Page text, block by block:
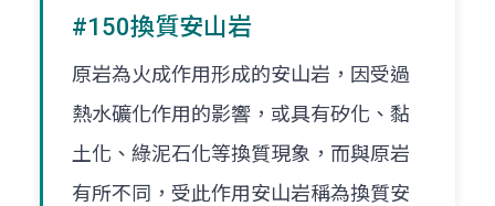
#150換質安山岩
原岩為火成作用形成的安山岩，因受過
熱水礦化作用的影響，或具有矽化、黏
土化、綠泥石化等換質現象，而與原岩
有所不同，受此作用安山岩稱為換質安